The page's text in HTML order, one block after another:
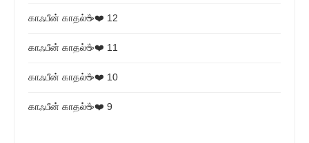
காஃபீன் காதல்☕❤️ 12
காஃபீன் காதல்☕❤️ 11
காஃபீன் காதல்☕❤️ 10
காஃபீன் காதல்☕❤️ 9